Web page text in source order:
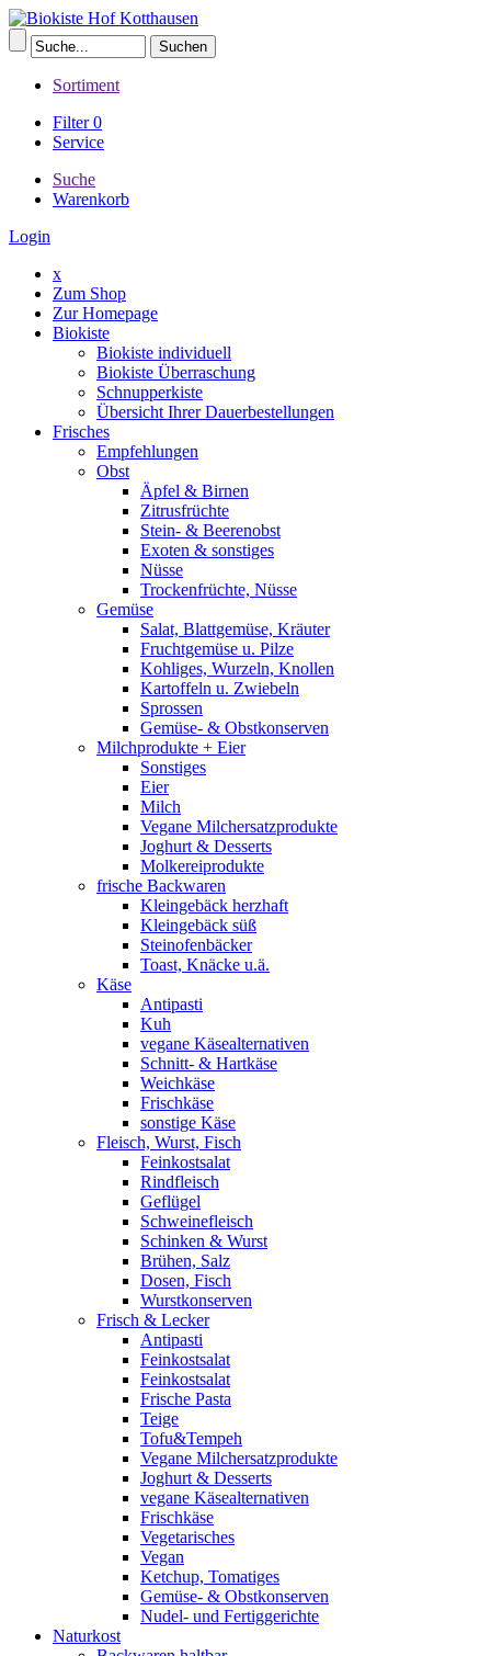
Sortiment
Filter0
Service
Suche
Warenkorb
Login
x
Zum Shop
Zur Homepage
Biokiste
Biokiste individuell
Biokiste Überraschung
Schnupperkiste
Übersicht Ihrer Dauerbestellungen
Frisches
Empfehlungen
Obst
Äpfel & Birnen
Zitrusfrüchte
Stein- & Beerenobst
Exoten & sonstiges
Nüsse
Trockenfrüchte, Nüsse
Gemüse
Salat, Blattgemüse, Kräuter
Fruchtgemüse u. Pilze
Kohliges, Wurzeln, Knollen
Kartoffeln u. Zwiebeln
Sprossen
Gemüse- & Obstkonserven
Milchprodukte + Eier
Sonstiges
Eier
Milch
Vegane Milchersatzprodukte
Joghurt & Desserts
Molkereiprodukte
frische Backwaren
Kleingebäck herzhaft
Kleingebäck süß
Steinofenbäcker
Toast, Knäcke u.ä.
Käse
Antipasti
Kuh
vegane Käsealternativen
Schnitt- & Hartkäse
Weichkäse
Frischkäse
sonstige Käse
Fleisch, Wurst, Fisch
Feinkostsalat
Rindfleisch
Geflügel
Schweinefleisch
Schinken & Wurst
Brühen, Salz
Dosen, Fisch
Wurstkonserven
Frisch & Lecker
Antipasti
Feinkostsalat
Feinkostsalat
Frische Pasta
Teige
Tofu&Tempeh
Vegane Milchersatzprodukte
Joghurt & Desserts
vegane Käsealternativen
Frischkäse
Vegetarisches
Vegan
Ketchup, Tomatiges
Gemüse- & Obstkonserven
Nudel- und Fertiggerichte
Naturkost